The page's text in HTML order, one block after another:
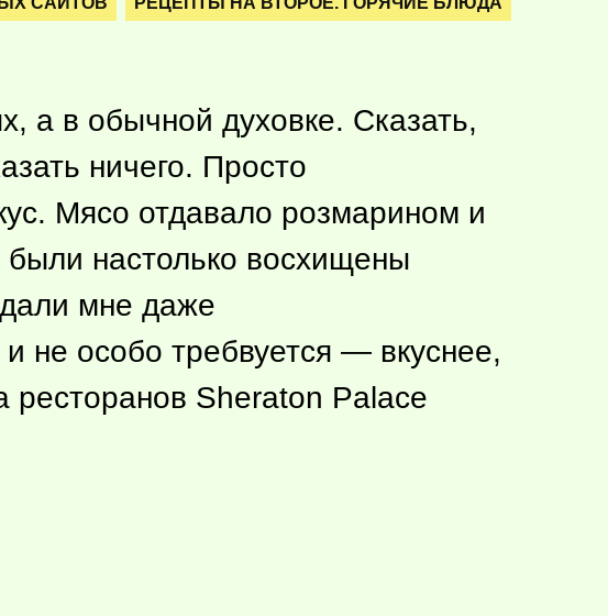
а в обычной духовке. Сказать,
ничего. Просто
Мясо отдавало розмарином и
были настолько восхищены
мне даже
не особо требвуется — вкуснее,
Sheraton Palace